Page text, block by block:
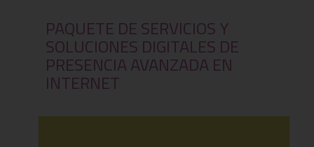
PAQUETE DE SERVICIOS Y
SOLUCIONES DIGITALES DE
PRESENCIA AVANZADA EN
INTERNET